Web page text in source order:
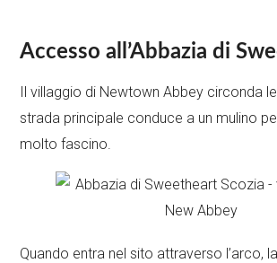
Accesso all’Abbazia di
Il villaggio di Newtown Abbey circonda
strada principale conduce a un mulino
molto fascino.
Quando entra nel sito attraverso l’arco,